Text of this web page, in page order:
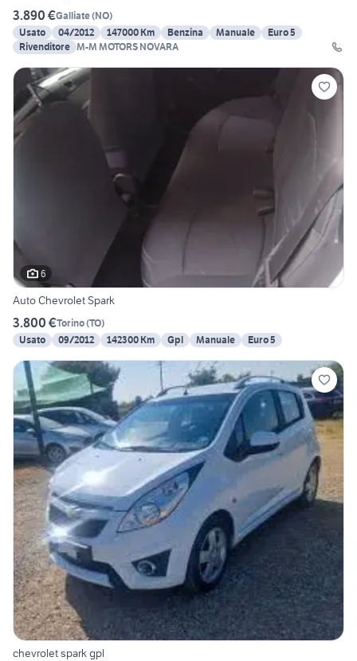
3.890 €Galliate(NO)
Usato
04/2012 147000 Km Benzina Manuale
Euro 5
Rivenditore M-M MOTORS NOVARA
6
Auto Chevrolet Spark
3.800 €Torino(TO)
Usato
09/2012 142300 Km Gpl Manuale Euro 5
chevrolet spark gpl